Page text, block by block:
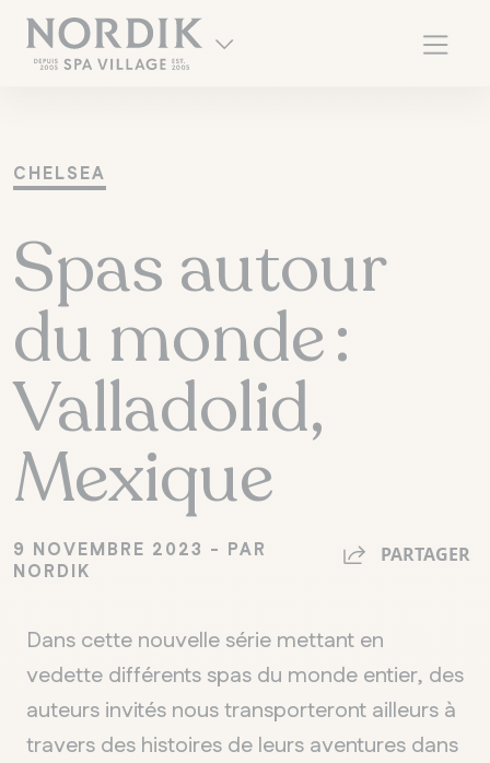
EN
CHELSEA
Spas autour
du monde :
Valladolid,
Mexique
9 NOVEMBRE 2023 - PAR
NORDIK
PARTAGER
Dans cette nouvelle série mettant en
vedette différents spas du monde entier, des
auteurs invités nous transporteront ailleurs à
travers des histoires de leurs aventures dans